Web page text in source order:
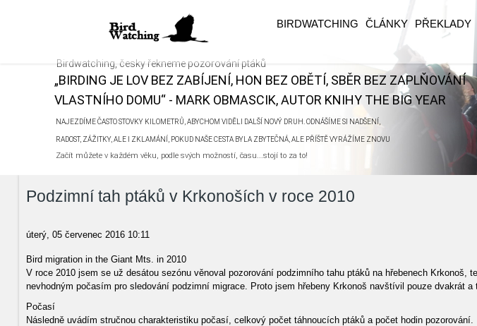
BIRDWATCHING ČLÁNKY PŘEKLADY
Birdwatching, česky řekneme pozorování ptáků
„BIRDING JE LOV BEZ ZABÍJENÍ, HON BEZ OBĚTÍ, SBĚR BEZ ZAPLŇOVÁNÍ
VLASTNÍHO DOMU“ - MARK OBMASCIK, AUTOR KNIHY THE BIG YEAR
NAJEZDÍME ČASTO STOVKY KILOMETRŮ, ABYCHOM VIDĚLI DALŠÍ NOVÝ DRUH. ODNÁŠÍME SI NADŠENÍ,
RADOST, ZÁŽITKY, ALE I ZKLAMÁNÍ, POKUD NAŠE CESTA BYLA ZBYTEČNÁ, ALE PŘÍŠTĚ VYRÁŽÍME ZNOVU
Začít můžete v každém věku, podle svých možností, času...stojí to za to!
Podzimní tah ptáků v Krkonoších v roce 2010
úterý, 05 červenec 2016 10:11
Bird migration in the Giant Mts. in 2010
V roce 2010 jsem se už desátou sezónu věnoval pozorování podzimního tahu ptáků na hřebenech
nevhodným počasím pro sledování podzimní migrace. Proto jsem hřebeny Krkonoš navštívil pouze dvakrát
Počasí
Následně uvádím stručnou charakteristiku počasí, celkový počet táhnoucích ptáků a počet hodin pozorování.